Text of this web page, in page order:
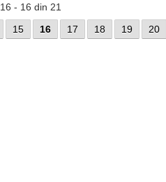
16 - 16 din 21
15 16 17 18 19 20